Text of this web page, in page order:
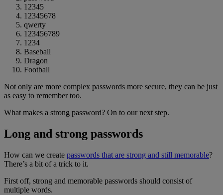
12345
12345678
qwerty
123456789
1234
Baseball
Dragon
Football
Not only are more complex passwords more secure, they can be just
as easy to remember too.
What makes a strong password? On to our next step.
Long and strong passwords
How can we create passwords that are strong and still memorable?
There’s a bit of a trick to it.
First off, strong and memorable passwords should consist of
multiple words.